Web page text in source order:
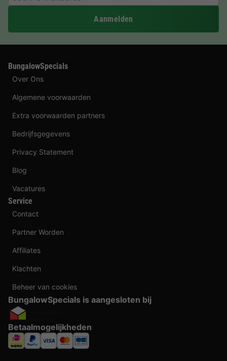
Aanmelden
BungalowSpecials
Over Ons
Algemene voorwaarden
Extra voorwaarden partners
Bedrijfsgegevens
Privacy Statement
Blog
Vacatures
Service
Contact
Partner Worden
Affiliates
Klachten
Beheer van cookies
BungalowSpecials is aangesloten bij
Betaalmogelijkheden